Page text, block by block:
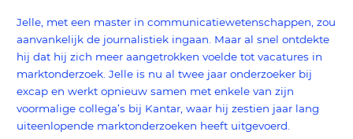
Jelle, met een master in communicatiewetenschappen, zou
aanvankelijk de journalistiek ingaan. Maar al snel ontdekte
hij dat hij zich meer aangetrokken voelde tot vacatures in
marktonderzoek. Jelle is nu al twee jaar onderzoeker bij
excap en werkt opnieuw samen met enkele van zijn
voormalige collega’s bij Kantar, waar hij zestien jaar lang
uiteenlopende marktonderzoeken heeft uitgevoerd.